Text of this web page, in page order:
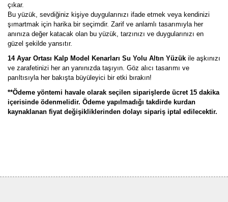
çıkar.
Bu yüzük, sevdiğiniz kişiye duygularınızı ifade etmek veya kendinizi
şımartmak için harika bir seçimdir. Zarif ve anlamlı tasarımıyla her
anınıza değer katacak olan bu yüzük, tarzınızı ve duygularınızı en
güzel şekilde yansıtır.
14 Ayar Ortası Kalp Model Kenarları Su Yolu Altın Yüzük ile aşkınızı
ve zarafetinizi her an yanınızda taşıyın. Göz alıcı tasarımı ve
parıltısıyla her bakışta büyüleyici bir etki bırakın!
**Ödeme yöntemi havale olarak seçilen siparişlerde ücret 15 dakika
içerisinde ödenmelidir. Ödeme yapılmadığı takdirde kurdan
kaynaklanan fiyat değişikliklerinden dolayı sipariş iptal edilecektir.